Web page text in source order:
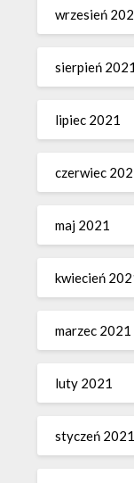
wrzesień
sierpień 2021
lipiec 2021
czerwiec
maj 2021
kwiecień
marzec 2021
luty 2021
styczeń 2021